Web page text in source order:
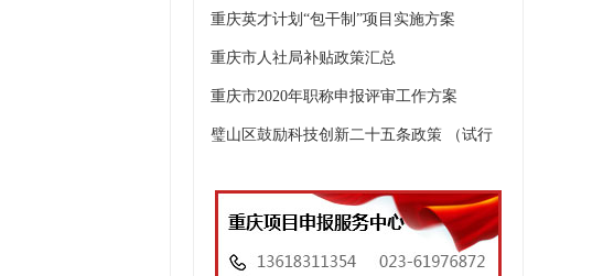
重庆英才计划“包干制”项目实施方案
重庆市人社局补贴政策汇总
重庆市2020年职称申报评审工作方案
璧山区鼓励科技创新二十五条政策 （试行